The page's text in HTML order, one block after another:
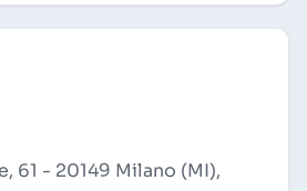
61 - 20149 Milano (MI),